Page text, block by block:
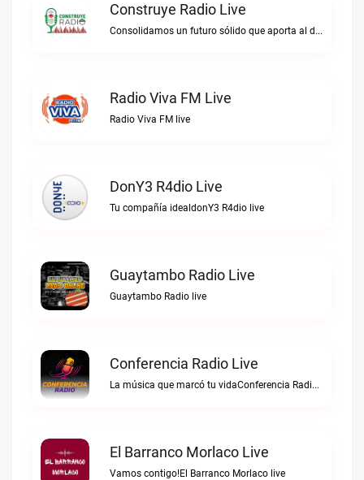
Construye Radio Live
Consolidamos un futuro sólido que aporta al desarrollo.Construye Radio live
Radio Viva FM Live
Radio Viva FM live
DonY3 R4dio Live
Tu compañía idealdonY3 R4dio live
Guaytambo Radio Live
Guaytambo Radio live
Conferencia Radio Live
La música que marcó tu vidaConferencia Radio live
El Barranco Morlaco Live
Vamos contigo!El Barranco Morlaco live